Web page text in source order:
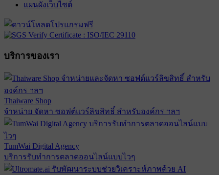
แผนผังเว็บไซต์
บริการของเรา
Thaiware Shop
จำหน่าย จัดหา ซอฟต์แวร์ลิขสิทธิ์ สำหรับองค์กร ฯลฯ
TumWai Digital Agency
บริการรับทำการตลาดออนไลน์แบบไวๆ